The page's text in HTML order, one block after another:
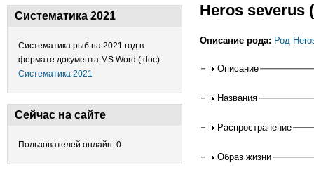
Систематика 2021
Систематика рыб на 2021 год в
формате документа MS Word (.doc)
Систематика 2021
Сейчас на сайте
Пользователей онлайн: 0.
Heros severus
Описание рода: Род
Описание
Названия
Распространение
Образ жизни